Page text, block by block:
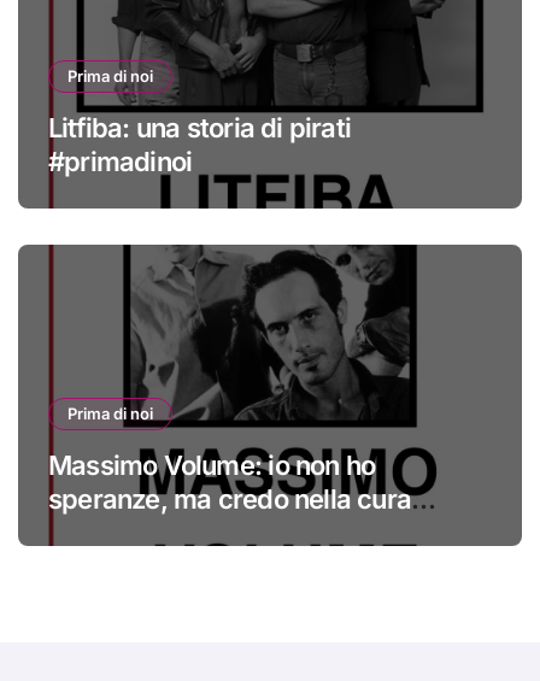
Prima di noi
Litfiba: una storia di pirati
#primadinoi
Prima di noi
Massimo Volume: io non ho
speranze, ma credo nella cura